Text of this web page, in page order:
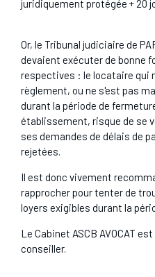
juridiquement protégée + 20
Or, le Tribunal judiciaire de
devaient exécuter de bonne
respectives : le locataire qui
règlement, ou ne s'est pas
durant la période de
établissement, risque de se
ses demandes de délais de
rejetées.
Il est donc vivement
rapprocher pour tenter de
loyers exigibles durant la
Le Cabinet ASCB AVOCAT
conseiller.